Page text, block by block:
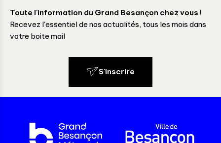
Toute l'information du Grand Besançon chez vous !
Recevez l’essentiel de nos actualités, tous les mois dans
votre boite mail
S'inscrire